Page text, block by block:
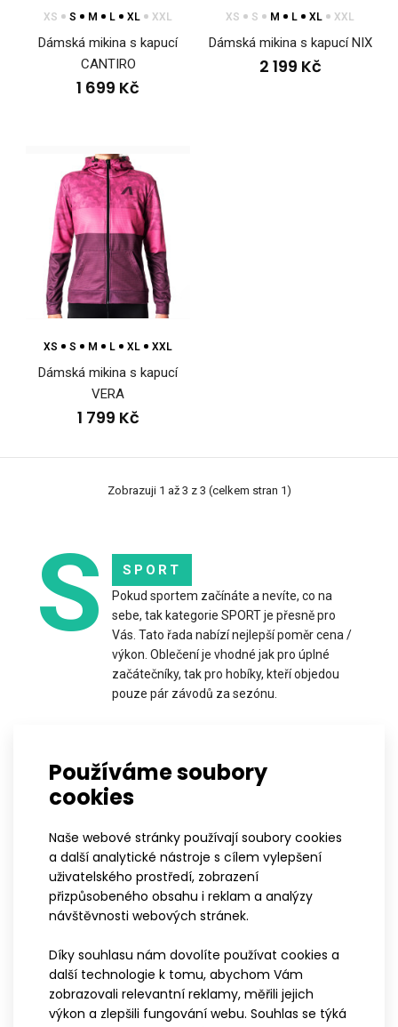
Používáme soubory
cookies
Naše webové stránky používají soubory cookies
a další analytické nástroje s cílem vylepšení
uživatelského prostředí, zobrazení
přizpůsobeného obsahu i reklam a analýzy
návštěvnosti webových stránek.
Díky souhlasu nám dovolíte používat cookies a
další technologie k tomu, abychom Vám
zobrazovali relevantní reklamy, měřili jejich
výkon a zlepšili fungování webu. Souhlas se týká
Dámská mikina s kapucí CANTIRO
Dámská mikina s kapucí CANTIRODámská mikina s kapucí
CANTIRO přináší sportovní charakter do kaž..
2 199 Kč
Dámská mikina s kapucí NIXMikiny se staly nepostradatelnou
součástí oblečení a to nejen ve světě spo..
XS S M L XL XXL
Dámská mikina s kapucí
CANTIRO
1 699 Kč
XS S M L XL XXL
Dámská mikina s kapucí NIX
2 199 Kč
XS S M L XL XXL
Dámská mikina s kapucí
VERA
1 799 Kč
Zobrazuji 1 až 3 z 3 (celkem stran 1)
S SPORT
Pokud sportem začínáte a nevíte, co na
sebe, tak kategorie SPORT je přesně pro
Vás. Tato řada nabízí nejlepší poměr cena /
výkon. Oblečení je vhodné jak pro úplné
začátečníky, tak pro hobíky, kteří objedou
pouze pár závodů za sezónu.
P PROFI
Oblečení řady PROFI je vhodné pro všechny
příležitostné hobby. Produktová řada PROFI
je vhodná pro všechny ty, kteří se věnují
sportu na každodenní bázi. Použité střihy i
materiály pomohou dosáhnout sportovci
nejlepších výsledků, a to při zachování